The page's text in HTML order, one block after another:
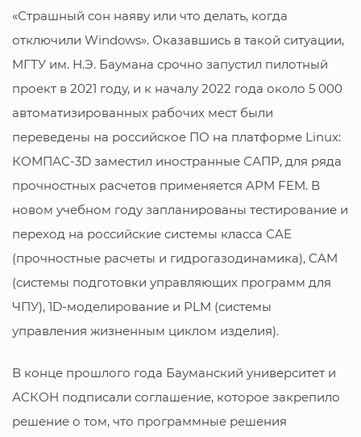
«Страшный сон наяву или что делать, когда
отключили Windows». Оказавшись в такой ситуации,
МГТУ им. Н.Э. Баумана срочно запустил пилотный
проект в 2021 году, и к началу 2022 года около 5 000
автоматизированных рабочих мест были
переведены на российское ПО на платформе Linux:
КОМПАС-3D заместил иностранные САПР, для ряда
прочностных расчетов применяется APM FEM. В
новом учебном году запланированы тестирование и
переход на российские системы класса CAE
(прочностные расчеты и гидрогазодинамика), CAM
(системы подготовки управляющих программ для
ЧПУ), 1D-моделирование и PLM (системы
управления жизненным циклом изделия).
В конце прошлого года Бауманский университет и
АСКОН подписали соглашение, которое закрепило
решение о том, что программные решения